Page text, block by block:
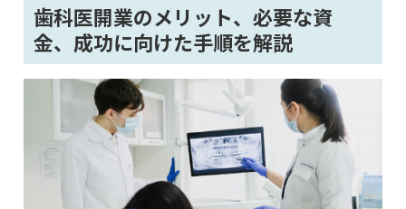
歯科医開業のメリット、必要な資
金、成功に向けた手順を解説